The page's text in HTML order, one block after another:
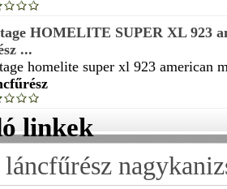
HOMELITE SUPER XL 923
...
homelite super xl 923 american
linkek